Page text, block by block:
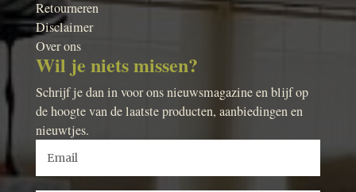
Retourneren
Disclaimer
Over ons
Wil je niets missen?
Schrijf je dan in voor ons nieuwsmagazine en blijf op
de hoogte van de laatste producten, aanbiedingen en
nieuwtjes.